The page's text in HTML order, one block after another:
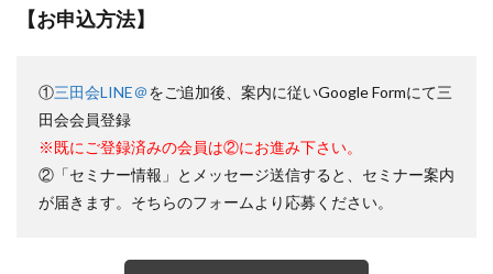
【お申込方法】
①三田会LINE＠をご追加後、案内に従いGoogle Formにて三
田会会員登録
※既にご登録済みの会員は②にお進み下さい。
②「セミナー情報」とメッセージ送信すると、セミナー案内
が届きます。そちらのフォームより応募ください。